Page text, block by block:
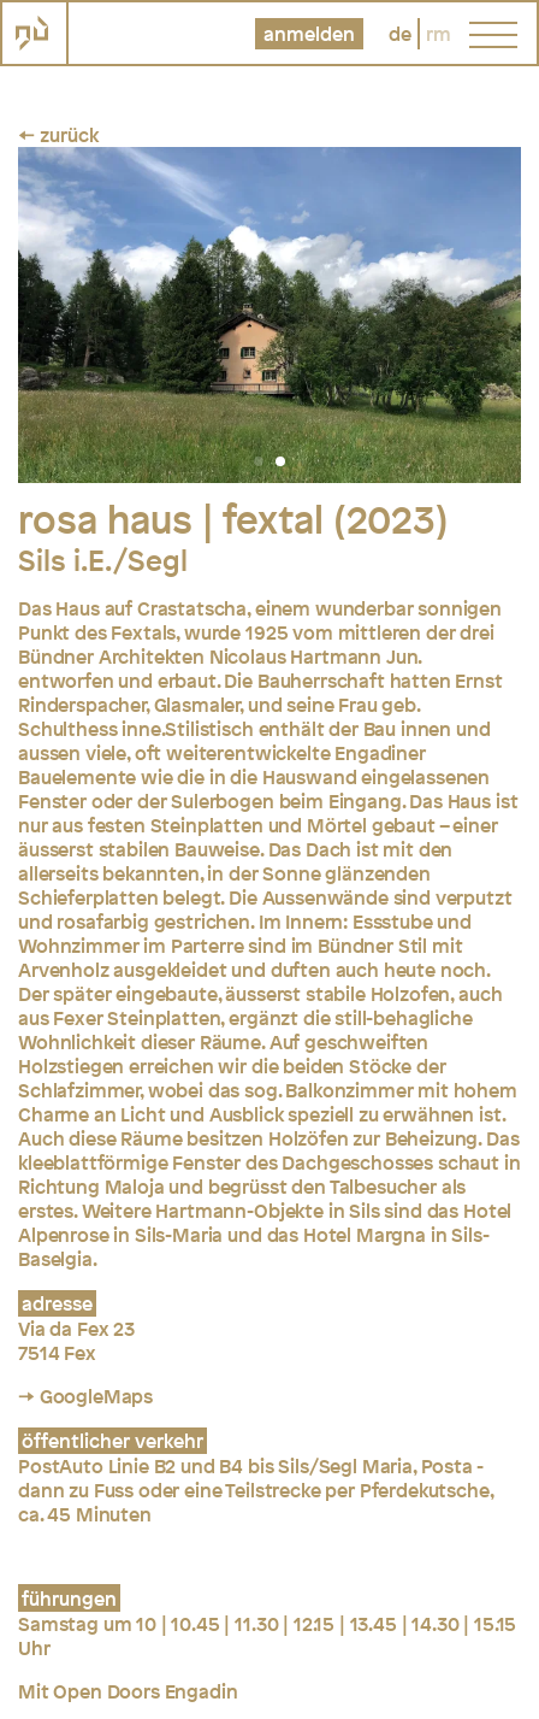
anmelden de rm
← zurück
rosa haus | fextal (2023)
Sils i.E./Segl
Das Haus auf Crastatscha, einem wunderbar sonnigen
Punkt des Fextals, wurde 1925 vom mittleren der drei
Bündner Architekten Nicolaus Hartmann Jun.
entworfen und erbaut. Die Bauherrschaft hatten Ernst
Rinderspacher, Glasmaler, und seine Frau geb.
Schulthess inne.Stilistisch enthält der Bau innen und
aussen viele, oft weiterentwickelte Engadiner
Bauelemente wie die in die Hauswand eingelassenen
Fenster oder der Sulerbogen beim Eingang. Das Haus ist
nur aus festen Steinplatten und Mörtel gebaut – einer
äusserst stabilen Bauweise. Das Dach ist mit den
allerseits bekannten, in der Sonne glänzenden
Schieferplatten belegt. Die Aussenwände sind verputzt
und rosafarbig gestrichen. Im Innern: Essstube und
Wohnzimmer im Parterre sind im Bündner Stil mit
Arvenholz ausgekleidet und duften auch heute noch.
Der später eingebaute, äusserst stabile Holzofen, auch
aus Fexer Steinplatten, ergänzt die still-behagliche
Wohnlichkeit dieser Räume. Auf geschweiften
Holzstiegen erreichen wir die beiden Stöcke der
Schlafzimmer, wobei das sog. Balkonzimmer mit hohem
Charme an Licht und Ausblick speziell zu erwähnen ist.
Auch diese Räume besitzen Holzöfen zur Beheizung. Das
kleeblattförmige Fenster des Dachgeschosses schaut in
Richtung Maloja und begrüsst den Talbesucher als
erstes. Weitere Hartmann-Objekte in Sils sind das Hotel
Alpenrose in Sils-Maria und das Hotel Margna in Sils-
Baselgia.
adresse
Via da Fex 23
7514 Fex
→ GoogleMaps
öffentlicher verkehr
PostAuto Linie B2 und B4 bis Sils/Segl Maria, Posta -
dann zu Fuss oder eine Teilstrecke per Pferdekutsche,
ca. 45 Minuten
führungen
Samstag um 10 | 10.45 | 11.30 | 12.15 | 13.45 | 14.30 | 15.15
Uhr
Mit Open Doors Engadin